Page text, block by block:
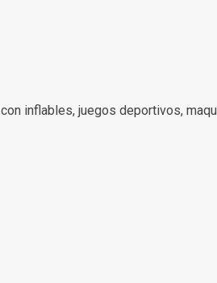
inflables, juegos deportivos,